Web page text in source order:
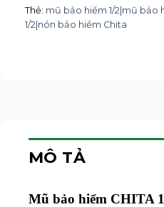
Thẻ: mũ bảo hiểm 1/2|mũ bảo
1/2|nón bảo hiểm Chita
MÔ TẢ
Mũ bảo hiểm CHITA